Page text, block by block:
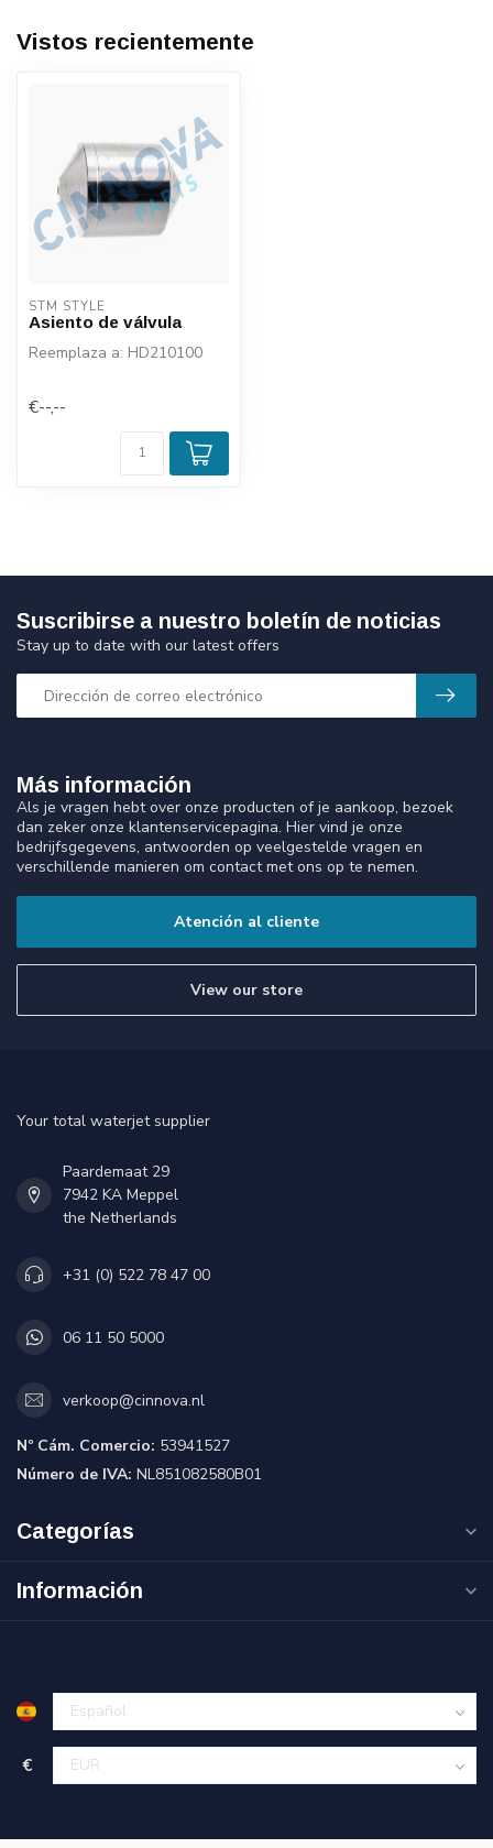
Vistos recientemente
STM STYLE
Asiento de válvula
Reemplaza a: HD210100
€--,--
Más información
Als je vragen hebt over onze producten of je aankoop, bezoek
dan zeker onze klantenservicepagina. Hier vind je onze
bedrijfsgegevens, antwoorden op veelgestelde vragen en
verschillende manieren om contact met ons op te nemen.
Atención al cliente
View our store
Suscribirse a nuestro boletín de noticias
Stay up to date with our latest offers
Your total waterjet supplier
Paardemaat 29
7942 KA Meppel
the Netherlands
+31 (0) 522 78 47 00
06 11 50 5000
verkoop@cinnova.nl
Nº Cám. Comercio: 53941527
Número de IVA: NL851082580B01
Categorías
Información
€